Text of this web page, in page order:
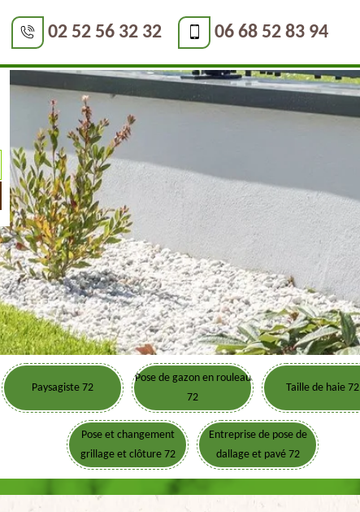
02 52 56 32 32 06 68 52 83 94
Paysagiste 72
Pose de gazon en rouleau
72
Taille de haie 72
Pose et changement
grillage et clôture 72
Entreprise de pose de
dallage et pavé 72